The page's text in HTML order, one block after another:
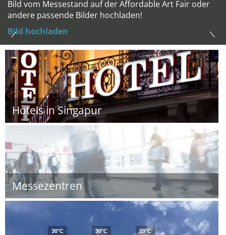
Bild vom Messestand auf der Affordable Art Fair oder
andere passende Bilder hochladen!
Bild hochladen
Hotels in Singapur
Messezentren
30°C
30°C
29°C